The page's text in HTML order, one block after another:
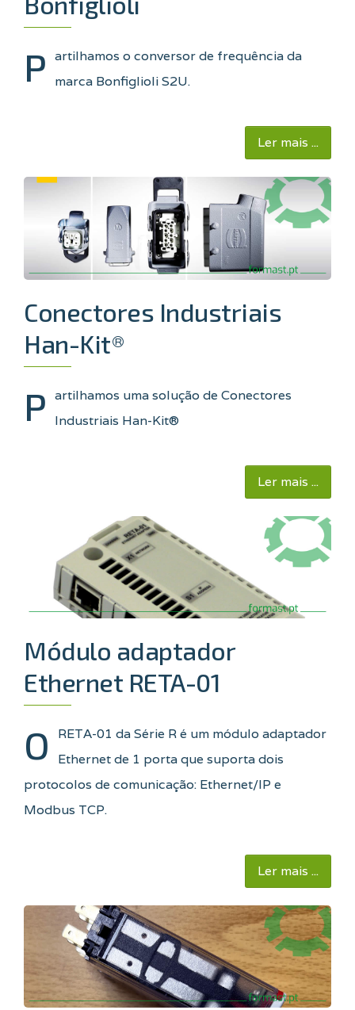
P artilhamos o conversor de frequência da
marca Bonfiglioli S2U.
Ler mais ...
Conectores Industriais
Han-Kit®
P artilhamos uma solução de Conectores
Industriais Han-Kit®
Ler mais ...
Módulo adaptador
Ethernet RETA-01
O
RETA-01 da Série R é um módulo adaptador
Ethernet de 1 porta que suporta dois
protocolos de comunicação: Ethernet/IP e
Modbus TCP.
Ler mais ...